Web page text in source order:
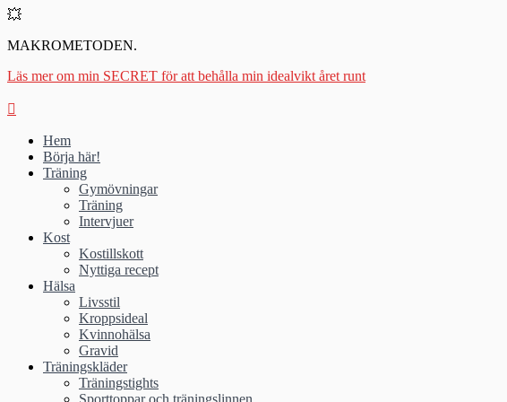
💥
MAKROMETODEN.
Läs mer om min SECRET för att behålla min idealvikt året runt
Hem
Börja här!
Träning
Gymövningar
Träning
Intervjuer
Kost
Kostillskott
Nyttiga recept
Hälsa
Livsstil
Kroppsideal
Kvinnohälsa
Gravid
Träningskläder
Träningstights
Sporttoppar och träningslinnen